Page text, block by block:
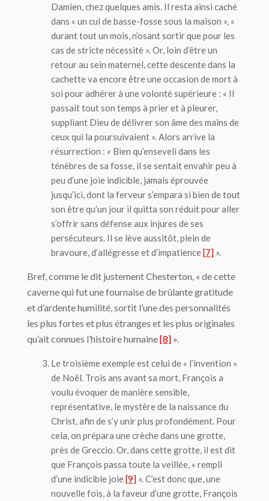
Damien, chez quelques amis. Il resta ainsi caché
dans « un cul de basse-fosse sous la maison », «
durant tout un mois, n’osant sortir que pour les
cas de stricte nécessité ». Or, loin d’être un
retour au sein maternel, cette descente dans la
cachette va encore être une occasion de mort à
soi pour adhérer à une volonté supérieure : « Il
passait tout son temps à prier et à pleurer,
suppliant Dieu de délivrer son âme des mains de
ceux qui la poursuivaient ». Alors arrive la
résurrection : « Bien qu’enseveli dans les
ténèbres de sa fosse, il se sentait envahir peu à
peu d’une joie indicible, jamais éprouvée
jusqu’ici, dont la ferveur s’empara si bien de tout
son être qu’un jour il quitta son réduit pour aller
s’offrir sans défense aux injures de ses
persécuteurs. Il se lève aussitôt, plein de
bravoure, d’allégresse et d’impatience[7] ».
Bref, comme le dit justement Chesterton, « de cette
caverne qui fut une fournaise de brûlante gratitude
et d’ardente humilité, sortit l’une des personnalités
les plus fortes et plus étranges et les plus originales
qu’ait connues l’histoire humaine[8] ».
Le troisième exemple est celui de « l’invention »
de Noël. Trois ans avant sa mort, François a
voulu évoquer de manière sensible,
représentative, le mystère de la naissance du
Christ, afin de s’y unir plus profondément. Pour
cela, on prépara une crèche dans une grotte,
près de Greccio. Or, dans cette grotte, il est dit
que François passa toute la veillée, « rempli
d’une indicible joie[9] ». C’est donc que, une
nouvelle fois, à la faveur d’une grotte, François